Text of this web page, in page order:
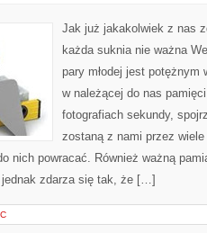
Jak już jakakolwiek z nas
każda suknia nie ważna
pary młodej jest potężnym
w należącej do nas
fotografiach sekundy,
zostaną z nami przez
nich powracać. Również ważną
zdarza się tak, że […]